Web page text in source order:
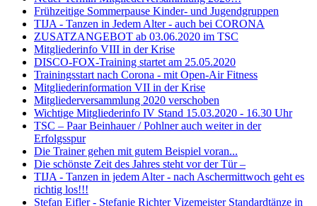
Frühzeitige Sommerpause Kinder- und Jugendgruppen
TIJA - Tanzen in Jedem Alter - auch bei CORONA
ZUSATZANGEBOT ab 03.06.2020 im TSC
Mitgliederinfo VIII in der Krise
DISCO-FOX-Training startet am 25.05.2020
Trainingsstart nach Corona - mit Open-Air Fitness
Mitgliederinformation VII in der Krise
Mitgliederversammlung 2020 verschoben
Wichtige Mitgliederinfo IV Stand 15.03.2020 - 16.30 Uhr
TSC – Paar Beinhauer / Pohlner auch weiter in der
Erfolgsspur
Die Trainer gehen mit gutem Beispiel voran...
Die schönste Zeit des Jahres steht vor der Tür –
TIJA - Tanzen in jedem Alter - nach Aschermittwoch geht es
richtig los!!!
Stefan Eifler - Stefanie Richter Vizemeister Standardtänze in